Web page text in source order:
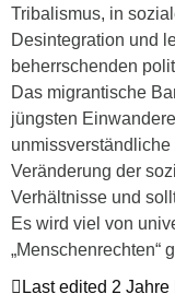
Tribalismus, in
Desintegration und
beherrschenden
Das migrantische
jüngsten
Veränderung der
Verhältnisse und
Es wird viel von
„Menschenrechten“
Last edited 2